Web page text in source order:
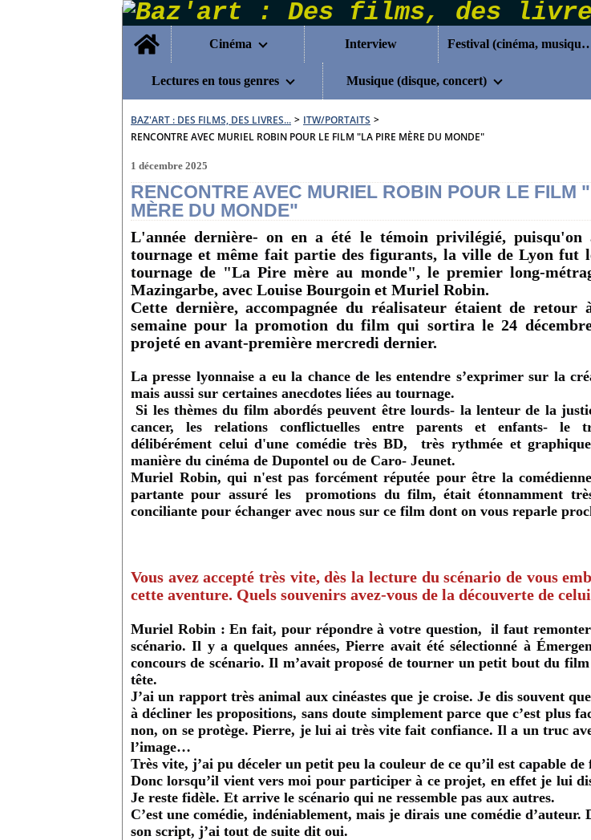
Home
Cinéma
Interview Festival (cinéma,
Lectures en tous genres Musique (disque, concert)
BAZ'ART : DES FILMS, DES LIVRES... > ITW/PORTAITS >
RENCONTRE AVEC MURIEL ROBIN POUR LE FILM "LA PIRE MÈRE DU MONDE"
1 décembre 2025
RENCONTRE AVEC MURIEL ROBIN POUR LE FILM
MÈRE DU MONDE"
L'année dernière- on en a été le témoin privilégié, puisqu'on
tournage et même fait partie des figurants, la ville de Lyon fut
tournage de "La Pire mère au monde", le premier long-
Mazingarbe, avec Louise Bourgoin et Muriel Robin.
Cette dernière, accompagnée du réalisateur étaient de retour
semaine pour la promotion du film qui sortira le 24
projeté en avant-première mercredi dernier.
La presse lyonnaise a eu la chance de les entendre s’exprimer sur la
mais aussi sur certaines anecdotes liées au tournage.
Si les thèmes du film abordés peuvent être lourds- la lenteur de la
cancer, les relations conflictuelles entre parents et enfants- le
délibérément celui d'une comédie très BD, très rythmée et
manière du cinéma de Dupontel ou de Caro- Jeunet.
Muriel Robin, qui n'est pas forcément réputée pour être la
partante pour assuré les promotions du film, était étonnamment
conciliante pour échanger avec nous sur ce film dont on vous reparle
Vous avez accepté très vite, dès la lecture du scénario de vous
cette aventure. Quels souvenirs avez-vous de la découverte de
Muriel Robin :En fait, pour répondre à votre question, il faut
scénario. Il y a quelques années, Pierre avait été sélectionné à
concours de scénario. Il m’avait proposé de tourner un petit bout du
tête.
J’ai un rapport très animal aux cinéastes que je croise. Je dis souvent
à décliner les propositions, sans doute simplement parce que c’est plus
non, on se protège. Pierre, je lui ai très vite fait confiance. Il a un truc
l’image…
Très vite, j’ai pu déceler un petit peu la couleur de ce qu’il est capable de
Donc lorsqu’il vient vers moi pour participer à ce projet, en effet je lui
Je reste fidèle. Et arrive le scénario qui ne ressemble pas aux autres.
C’est une comédie, indéniablement, mais je dirais une comédie d’auteur.
son script, j’ai tout de suite dit oui.